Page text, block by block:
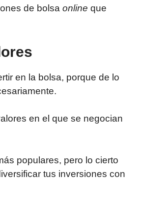
de bolsa online que
en la bolsa, porque de lo
en el que se negocian
populares, pero lo cierto
tus inversiones con